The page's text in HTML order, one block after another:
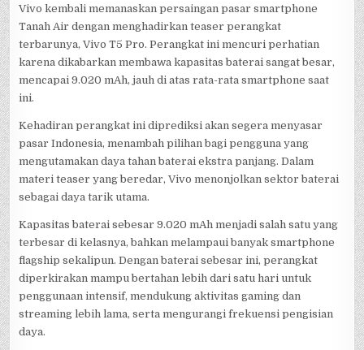
PRO
INDONESIA,
USUNG
BATERAI
JUMBO
9.020
MAH
Vivo kembali memanaskan persaingan pasar smartphone
Tanah Air dengan menghadirkan teaser perangkat
terbarunya, Vivo T5 Pro. Perangkat ini mencuri perhatian
karena dikabarkan membawa kapasitas baterai sangat besar,
mencapai 9.020 mAh, jauh di atas rata-rata smartphone saat
ini.
Kehadiran perangkat ini diprediksi akan segera menyasar
pasar Indonesia, menambah pilihan bagi pengguna yang
mengutamakan daya tahan baterai ekstra panjang. Dalam
materi teaser yang beredar, Vivo menonjolkan sektor baterai
sebagai daya tarik utama.
Kapasitas baterai sebesar 9.020 mAh menjadi salah satu yang
terbesar di kelasnya, bahkan melampaui banyak smartphone
flagship sekalipun. Dengan baterai sebesar ini, perangkat
diperkirakan mampu bertahan lebih dari satu hari untuk
penggunaan intensif, mendukung aktivitas gaming dan
streaming lebih lama, serta mengurangi frekuensi pengisian
daya.